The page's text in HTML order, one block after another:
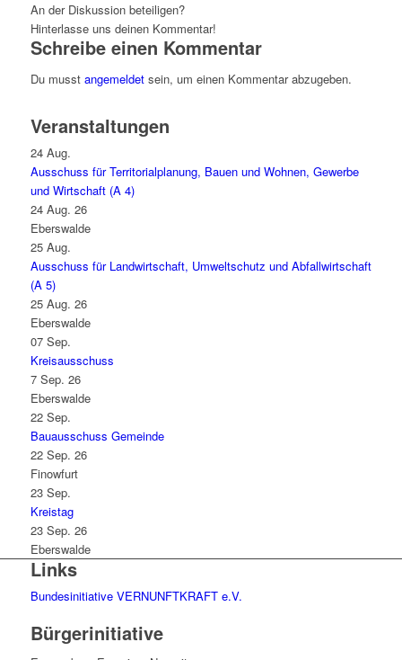
An der Diskussion beteiligen?
Hinterlasse uns deinen Kommentar!
Schreibe einen Kommentar
Du musst angemeldetsein, um einen Kommentar abzugeben.
Veranstaltungen
24 Aug.
Ausschuss für Territorialplanung, Bauen und Wohnen, Gewerbe
und Wirtschaft (A 4)
24 Aug. 26
Eberswalde
25 Aug.
Ausschuss für Landwirtschaft, Umweltschutz und Abfallwirtschaft
(A 5)
25 Aug. 26
Eberswalde
07 Sep.
Kreisausschuss
7 Sep. 26
Eberswalde
22 Sep.
Bauausschuss Gemeinde
22 Sep. 26
Finowfurt
23 Sep.
Kreistag
23 Sep. 26
Eberswalde
Links
Bundesinitiative VERNUNFTKRAFT e.V.
Bürgerinitiative